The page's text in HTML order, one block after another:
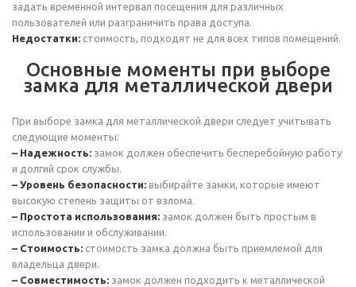
задать временной интервал посещения для различных
пользователей или разграничить права доступа.
Недостатки: стоимость, подходят не для всех типов помещений.
Основные моменты при выборе
замка для металлической двери
При выборе замка для металлической двери следует учитывать
следующие моменты:
– Надежность: замок должен обеспечить бесперебойную работу
и долгий срок службы.
– Уровень безопасности: выбирайте замки, которые имеют
высокую степень защиты от взлома.
– Простота использования: замок должен быть простым в
использовании и обслуживании.
– Стоимость: стоимость замка должна быть приемлемой для
владельца двери.
– Совместимость: замок должен подходить к металлической